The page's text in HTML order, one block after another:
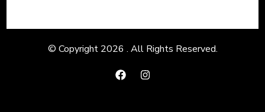
© Copyright 2026 . All Rights Reserved.